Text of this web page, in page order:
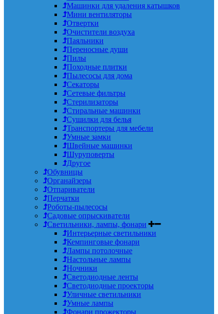
Машинки для удаления катышков
Мини вентиляторы
Отвертки
Очистители воздуха
Паяльники
Переносные души
Пилы
Походные плитки
Пылесосы для дома
Секаторы
Сетевые фильтры
Стерилизаторы
Стиральные машинки
Сушилки для белья
Транспортеры для мебели
Умные замки
Швейные машинки
Шуруповерты
Другое
Обувницы
Органайзеры
Отпариватели
Перчатки
Роботы-пылесосы
Садовые опрыскиватели
Светильники, лампы, фонари
Интерьерные светильники
Кемпинговые фонари
Лампы потолочные
Настольные лампы
Ночники
Светодиодные ленты
Светодиодные проекторы
Уличные светильники
Умные лампы
Фонари прожекторы